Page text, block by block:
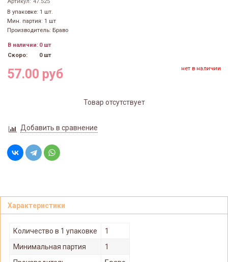
Артикул: 47.525
В упаковке: 1 шт.
Мин. партия: 1 шт
Производитель: Браво
В наличии: 0 шт
Скоро:
0 шт
57.00 руб нет в наличии
Товар отсутствует
Добавить в сравнение
Характеристики
Количество в 1 упаковке
1
Минимальная партия
1